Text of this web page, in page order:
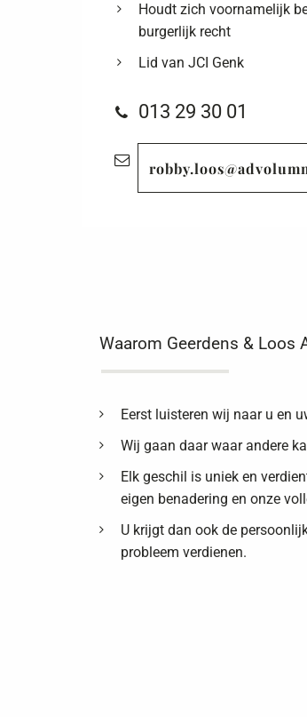
Houdt zich voornamelijk
burgerlijk recht
Lid van JCI Genk
013 29 30 01
Waarom Geerdens & Loos
Eerst luisteren wij naar u en
Wij gaan daar waar andere
Elk geschil is uniek en
eigen benadering en onze
U krijgt dan ook de
probleem verdienen.